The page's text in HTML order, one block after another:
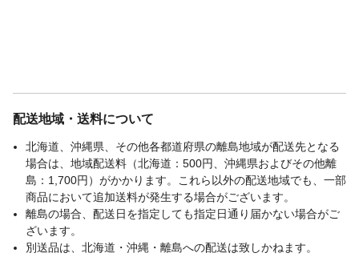
配送地域・送料について
北海道、沖縄県、その他各都道府県の離島地域が配送先となる
場合は、地域配送料（北海道：500円、沖縄県およびその他離
島：1,700円）がかかります。これら以外の配送地域でも、一部
商品において追加送料が発生する場合がございます。
離島の場合、配送日を指定しても指定日通り届かない場合がご
ざいます。
別送品は、北海道・沖縄・離島への配送は致しかねます。